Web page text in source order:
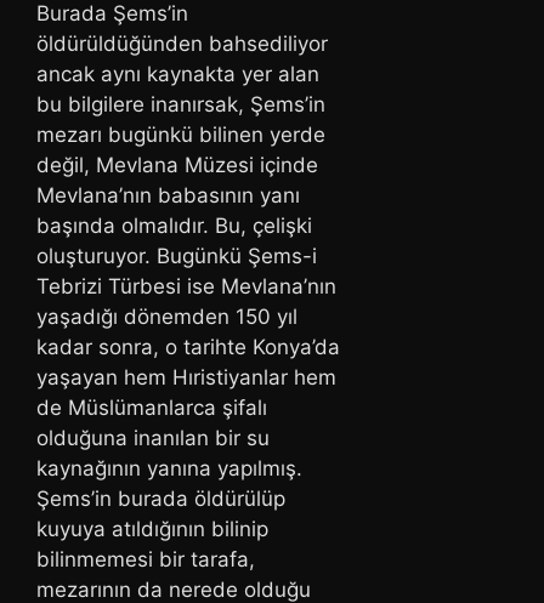
Burada Şems’in
öldürüldüğünden bahsediliyor
ancak aynı kaynakta yer alan
bu bilgilere inanırsak, Şems’in
mezarı bugünkü bilinen yerde
değil, Mevlana Müzesi içinde
Mevlana’nın babasının yanı
başında olmalıdır. Bu, çelişki
oluşturuyor. Bugünkü Şems-i
Tebrizi Türbesi ise Mevlana’nın
yaşadığı dönemden 150 yıl
kadar sonra, o tarihte Konya’da
yaşayan hem Hıristiyanlar hem
de Müslümanlarca şifalı
olduğuna inanılan bir su
kaynağının yanına yapılmış.
Şems’in burada öldürülüp
kuyuya atıldığının bilinip
bilinmemesi bir tarafa,
mezarının da nerede olduğu